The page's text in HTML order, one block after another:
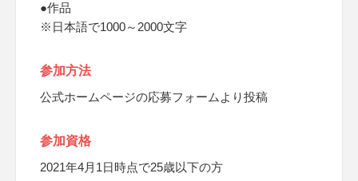
●作品
※日本語で1000～2000文字
参加方法
公式ホームページの応募フォームより投稿
参加資格
2021年4月1日時点で25歳以下の方